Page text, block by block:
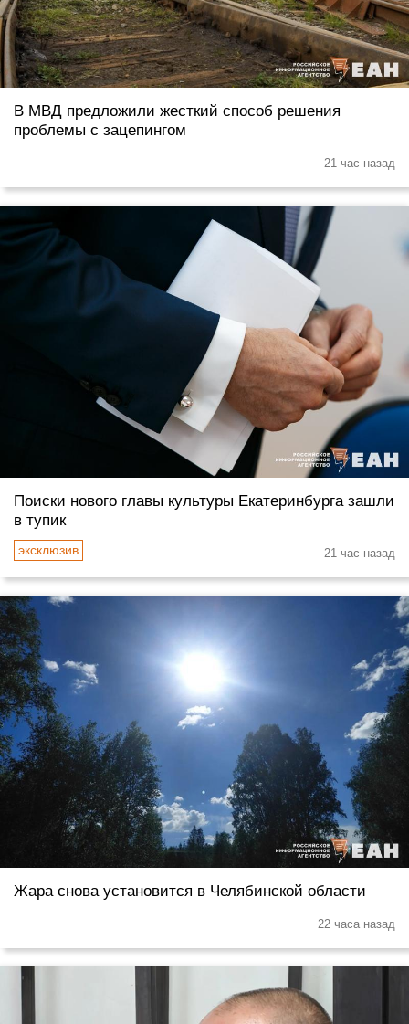
В МВД предложили жесткий способ решения
проблемы с зацепингом
21 час назад
Поиски нового главы культуры Екатеринбурга зашли
в тупик
21 час назад
Жара снова установится в Челябинской области
22 часа назад